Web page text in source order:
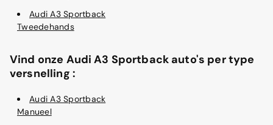
Audi A3 Sportback
Tweedehands
Vind onze Audi A3 Sportback auto's per type
versnelling :
Audi A3 Sportback
Manueel